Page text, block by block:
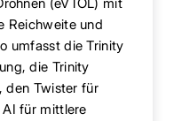
(eVTOL) mit
Reichweite und
umfasst die Trinity
die Trinity
den Twister für
für mittlere